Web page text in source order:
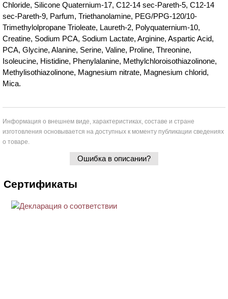
Chloride, Silicone Quaternium-17, C12-14 sec-Pareth-5, C12-14
sec-Pareth-9, Parfum, Triethanolamine, PEG/PPG-120/10-
Trimethylolpropane Trioleate, Laureth-2, Polyquaternium-10,
Creatine, Sodium PCA, Sodium Lactate, Arginine, Aspartic Acid,
PCA, Glycine, Alanine, Serine, Valine, Proline, Threonine,
Isoleucine, Histidine, Phenylalanine, Methylchloroisothiazolinone,
Methylisothiazolinone, Magnesium nitrate, Magnesium chlorid,
Mica.
Информация о внешнем виде, характеристиках, составе и стране
изготовления основывается на доступных к моменту публикации сведениях
о товаре.
Ошибка в описании?
Сертификаты